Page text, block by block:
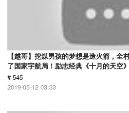
【越哥】挖煤男孩的梦想是造火箭，全
了国家宇航局！励志经典《十月的天空》
# 545
2019-05-12 03:33